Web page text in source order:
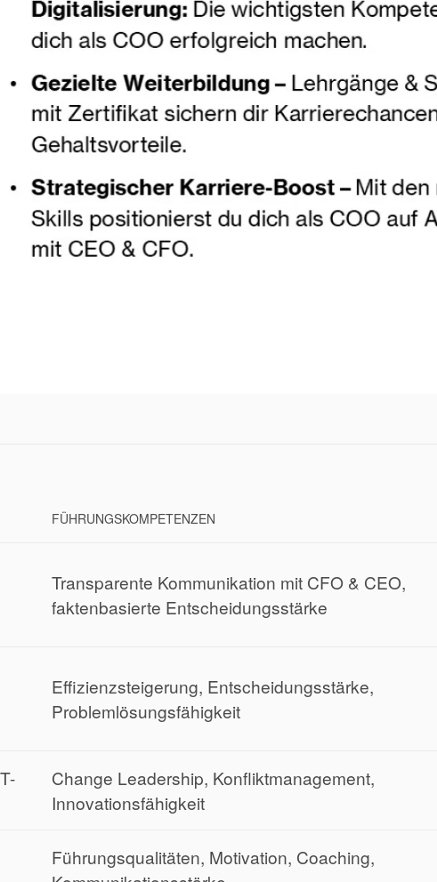
FÜHRUNGSKOMPETENZEN
Transparente Kommunikation mit CFO & CEO,
faktenbasierte Entscheidungsstärke
Effizienzsteigerung, Entscheidungsstärke,
Problemlösungsfähigkeit
Change Leadership, Konfliktmanagement,
Innovationsfähigkeit
Führungsqualitäten, Motivation, Coaching,